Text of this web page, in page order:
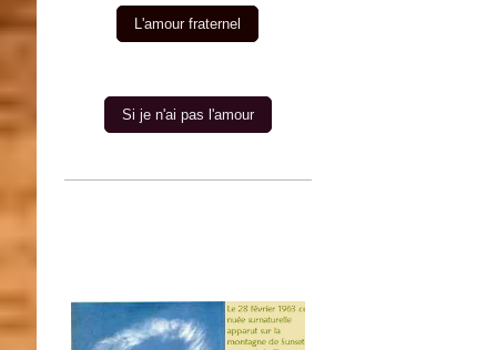
L'amour fraternel
Si je n'ai pas l'amour